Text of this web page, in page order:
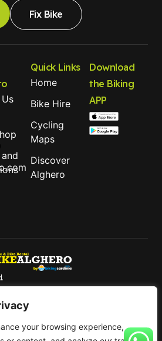
your browsing experience,
Fix Bike
Quick Links
Home
Bike Hire
Cycling
Maps
Discover
Alghero
Download
the Biking
APP
of B-Action srl. Company with
Paolo Galleri, 5 Sassari, Italy. Vat
Enrolled in the regional register of
n.452. – BIKEALGHERO. All Rights